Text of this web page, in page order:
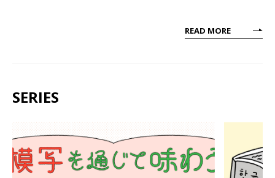
READ MORE
SERIES